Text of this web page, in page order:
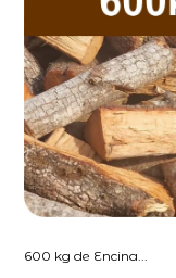
600 kg de Encina...